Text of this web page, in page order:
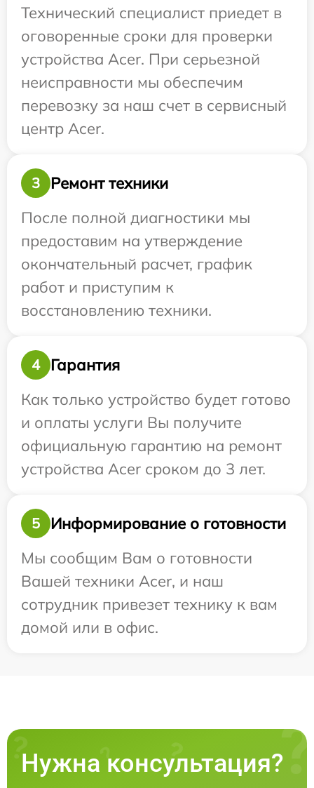
Технический специалист приедет в
оговоренные сроки для проверки
устройства Acer. При серьезной
неисправности мы обеспечим
перевозку за наш счет в сервисный
центр Acer.
3
Ремонт техники
После полной диагностики мы
предоставим на утверждение
окончательный расчет, график
работ и приступим к
восстановлению техники.
4
Гарантия
Как только устройство будет готово
и оплаты услуги Вы получите
официальную гарантию на ремонт
устройства Acer сроком до 3 лет.
5
Информирование о готовности
Мы сообщим Вам о готовности
Вашей техники Acer, и наш
сотрудник привезет технику к вам
домой или в офис.
Нужна консультация?